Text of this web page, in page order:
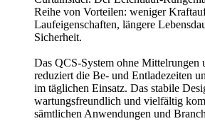
Reihe von Vorteilen: weniger
Laufeigenschaften, längere
Sicherheit.
Das QCS-System ohne Mittelrungen
reduziert die Be- und Entladezeiten
im täglichen Einsatz. Das stabile
wartungsfreundlich und vielfältig
sämtlichen Anwendungen und